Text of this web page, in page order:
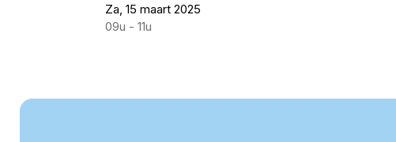
Za, 15 maart 2025
09u - 11u